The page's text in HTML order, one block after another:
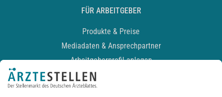
FÜR ARBEITGEBER
Produkte & Preise
Mediadaten & Ansprechpartner
Arbeitgeberprofil anlegen
Recruiting-Podcast